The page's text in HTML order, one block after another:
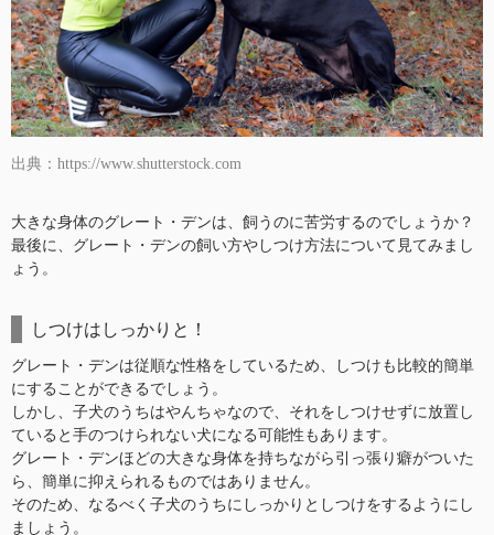
出典：https://www.shutterstock.com
大きな身体のグレート・デンは、飼うのに苦労するのでしょうか？
最後に、グレート・デンの飼い方やしつけ方法について見てみまし
ょう。
しつけはしっかりと！
グレート・デンは従順な性格をしているため、しつけも比較的簡単
にすることができるでしょう。
しかし、子犬のうちはやんちゃなので、それをしつけせずに放置し
ていると手のつけられない犬になる可能性もあります。
グレート・デンほどの大きな身体を持ちながら引っ張り癖がついた
ら、簡単に抑えられるものではありません。
そのため、なるべく子犬のうちにしっかりとしつけをするようにし
ましょう。